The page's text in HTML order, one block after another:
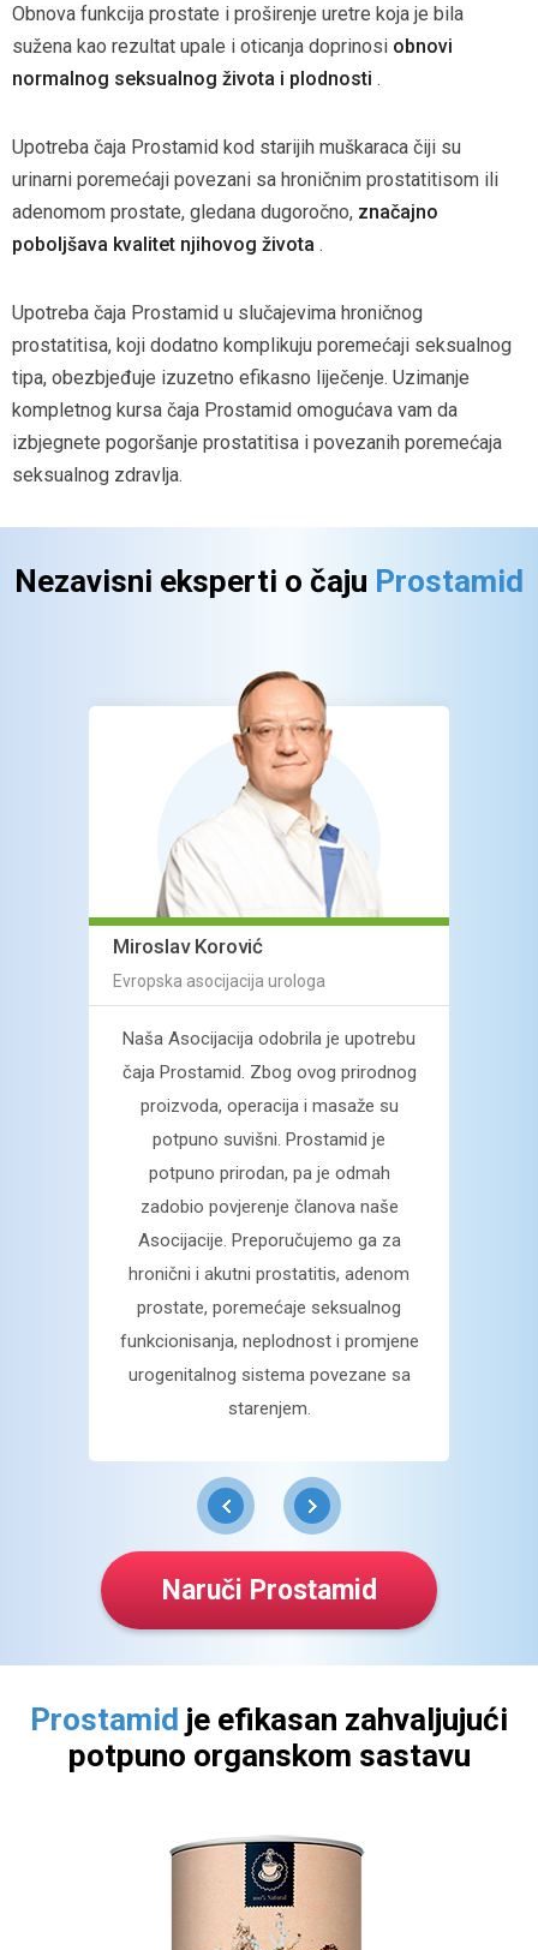
Obnova funkcija prostate i proširenje uretre koja je bila
sužena kao rezultat upale i oticanja doprinosi obnovi
normalnog seksualnog života i plodnosti .
Upotreba čaja Prostamid kod starijih muškaraca čiji su
urinarni poremećaji povezani sa hroničnim prostatitisom ili
adenomom prostate, gledana dugoročno, značajno
poboljšava kvalitet njihovog života .
Upotreba čaja Prostamid u slučajevima hroničnog
prostatitisa, koji dodatno komplikuju poremećaji seksualnog
tipa, obezbjeđuje izuzetno efikasno liječenje. Uzimanje
kompletnog kursa čaja Prostamid omogućava vam da
izbjegnete pogoršanje prostatitisa i povezanih poremećaja
seksualnog zdravlja.
Nezavisni eksperti o čaju Prostamid
Miroslav Korović
Evropska asocijacija urologa
Naša Asocijacija odobrila je upotrebu
čaja Prostamid. Zbog ovog prirodnog
proizvoda, operacija i masaže su
potpuno suvišni. Prostamid je
potpuno prirodan, pa je odmah
zadobio povjerenje članova naše
Asocijacije. Preporučujemo ga za
hronični i akutni prostatitis, adenom
prostate, poremećaje seksualnog
funkcionisanja, neplodnost i promjene
urogenitalnog sistema povezane sa
starenjem.
Naruči Prostamid
Prostamid je efikasan zahvaljujući
potpuno organskom sastavu